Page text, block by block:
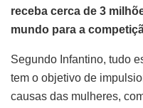
receba cerca de 3
mundo para a
Segundo Infantino, tudo
tem o objetivo de
causas das mulheres,